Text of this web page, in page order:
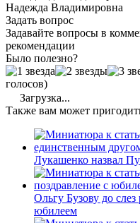
Надежда Владимировна
Задать вопрос
Задавайте вопросы в
рекомендации
Было полезно?
голосов)
Загрузка...
Также вам может
Лукашенко назвал
Ольгу Бузову до слез
юбилеем